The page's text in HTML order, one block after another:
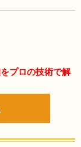
プロの技術で解